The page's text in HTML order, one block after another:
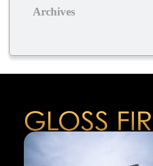
Archives